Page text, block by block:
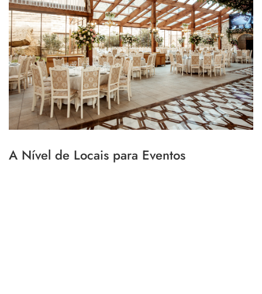
A Nível de Locais para Eventos